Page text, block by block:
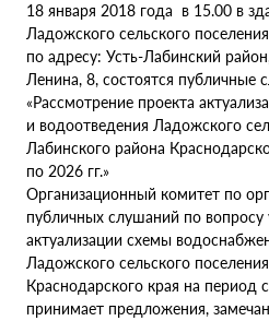
18 января 2018 года в 15.00 в
Ладожского сельского
по адресу: Усть-Лабинский
Ленина, 8, состоятся публичные
«Рассмотрение проекта
и водоотведения Ладожского
Лабинского района
по 2026 гг.»
Организационный комитет по
публичных слушаний по вопросу
актуализации схемы
Ладожского сельского
Краснодарского края на период
принимает предложения,